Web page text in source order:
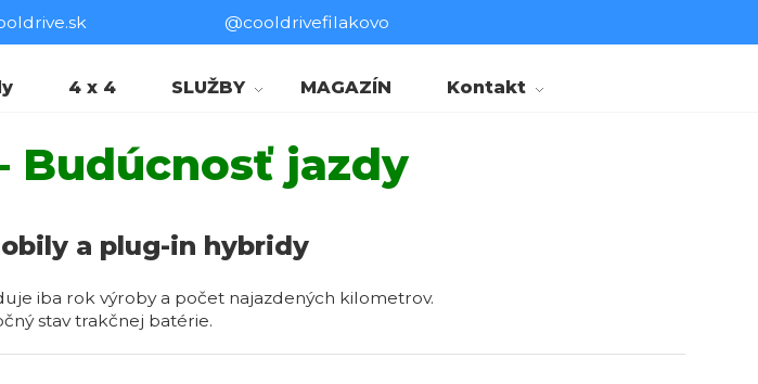
@cooldrivefilakovo
4 x 4 SLUŽBY MAGAZÍN Kontakt
Budúcnosť jazdy
a plug-in hybridy
iba rok výroby a počet najazdených kilometrov.
stav trakčnej batérie.